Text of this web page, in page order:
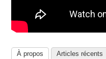
À propos Articles récents